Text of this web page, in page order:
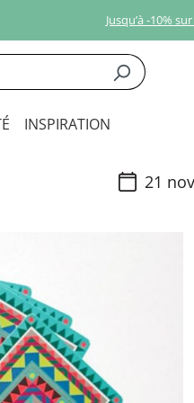
Jusqu’à -10%
INSPIRATION
21